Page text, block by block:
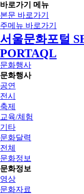
바로가기 메뉴
본문 바로가기
주메뉴 바로가기
서울문화포털
PORTAQL
문화행사
문화행사
공연
전시
축제
교육/체험
기타
문화달력
전체
문화정보
문화정보
영상
문화자료